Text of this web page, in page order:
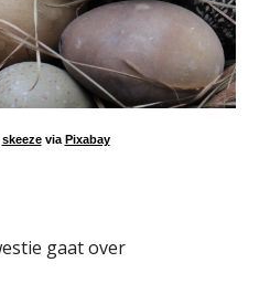
skeezevia Pixabay
gaat over